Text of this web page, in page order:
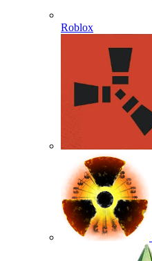
Roblox